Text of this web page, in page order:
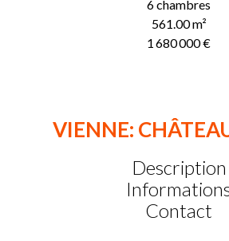
6 chambres
561.00m²
1 680 000 €
VIENNE:
Description
Contact